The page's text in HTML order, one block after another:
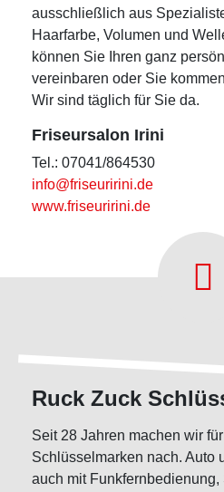
ausschließlich aus
Haarfarbe, Volumen und
können Sie Ihren ganz
vereinbaren oder Sie
Wir sind täglich für Sie da.
Friseursalon Irini
Tel.: 07041/864530
info@friseuririni.de
www.friseuririni.de
Ruck Zuck
Seit 28 Jahren machen wir
Schlüsselmarken nach. Auto
auch mit